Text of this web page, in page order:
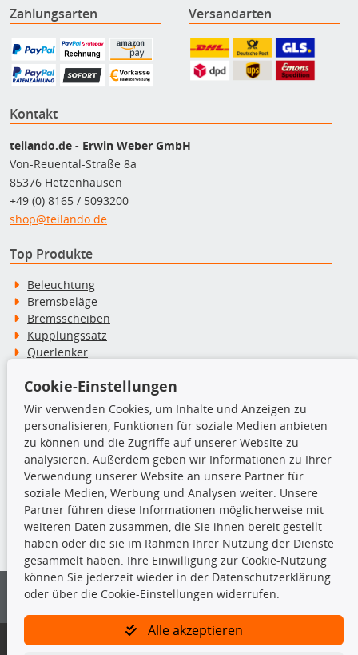
Zahlungsarten Versandarten
Kontakt
teilando.de - Erwin Weber GmbH
Von-Reuental-Straße 8a
85376 Hetzenhausen
+49 (0) 8165 / 5093200
shop@teilando.de
Top Produkte
Beleuchtung
Bremsbeläge
Bremsscheiben
Kupplungssatz
Querlenker
Stoßdämpfer
TecDoc Inside
Die hier angezeigten Daten insbesondere die gesamte Datenbank dürfen
nicht kopiert werden.
Es ist zu unterlassen, die Daten oder die gesamte Datenbank ohne
vorherige Zustimmung von TecDoc zu vervielfältigen, zu verbreiten
und/oder diese Handlungen durch Dritte ausführen zu lassen. Ein
Bitte prüfen Sie, ob das über unseren Onlineshop identifizierte Ersatzteil
auch tatsächlich dem gesuchten Ersatzteil entspricht.
Cookie-Einstellungen
Wir verwenden Cookies, um Inhalte und Anzeigen zu
personalisieren, Funktionen für soziale Medien anbieten
zu können und die Zugriffe auf unserer Website zu
analysieren. Außerdem geben wir Informationen zu Ihrer
Verwendung unserer Website an unsere Partner für
soziale Medien, Werbung und Analysen weiter. Unsere
Partner führen diese Informationen möglicherweise mit
weiteren Daten zusammen, die Sie ihnen bereit gestellt
haben oder die sie im Rahmen Ihrer Nutzung der Dienste
gesammelt haben. Ihre Einwilligung zur Cookie-Nutzung
können Sie jederzeit wieder in der Datenschutzerklärung
oder über die Cookie-Einstellungen widerrufen.
Alle akzeptieren